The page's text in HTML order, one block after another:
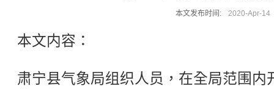
本文发布时间: 2020-Apr-14
本文内容：
肃宁县气象局组织人员，在全局范围内